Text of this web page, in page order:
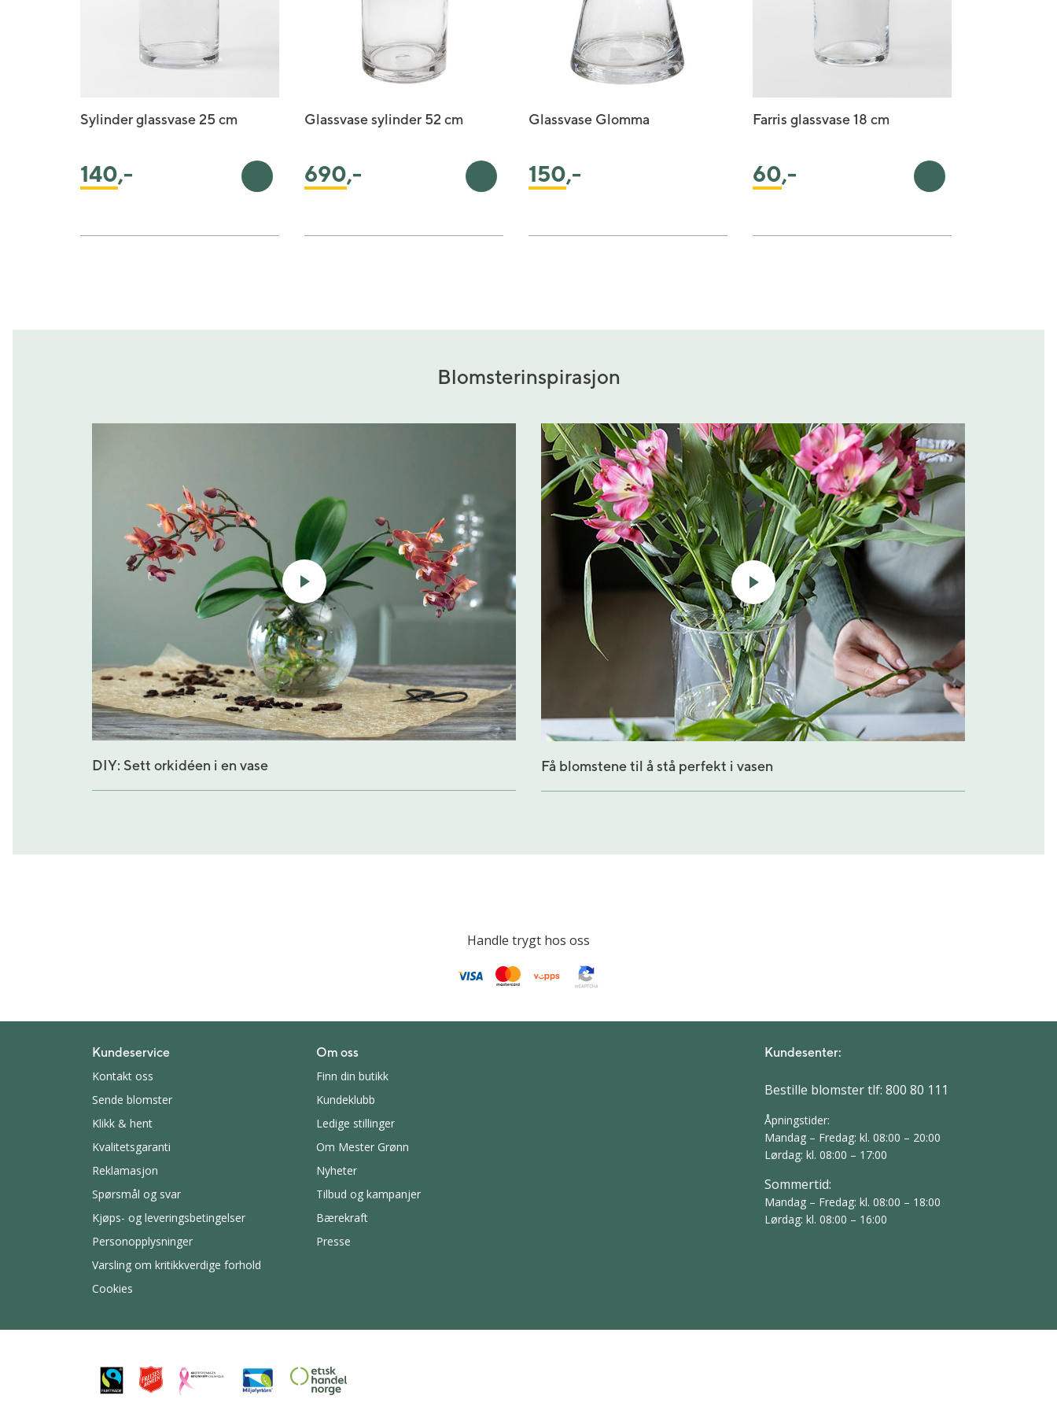
Sylinder glassvase 25 cm
140,- Legg i handlekurv
Glassvase sylinder 52 cm
690,- Legg i handlekurv
Glassvase Glomma
150,-
Farris glassvase 18 cm
60,- Legg i handlekurv
Blomsterinspirasjon
DIY: Sett orkidéen i en vase Få blomstene til å stå perfekt i vasen
Handle trygt hos oss
Kundeservice
Kontakt oss
Sende blomster
Klikk & hent
Kvalitetsgaranti
Reklamasjon
Spørsmål og svar
Kjøps- og leveringsbetingelser
Personopplysninger
Varsling om kritikkverdige forhold
Cookies
Om oss
Finn din butikk
Kundeklubb
Ledige stillinger
Om Mester Grønn
Nyheter
Tilbud og kampanjer
Bærekraft
Presse
Kundesenter:
Bestille blomster tlf: 800 80 111
Åpningstider:
Mandag – Fredag: kl. 08:00 – 20:00
Lørdag: kl. 08:00 – 17:00
Sommertid:
Mandag – Fredag: kl. 08:00 – 18:00
Lørdag: kl. 08:00 – 16:00